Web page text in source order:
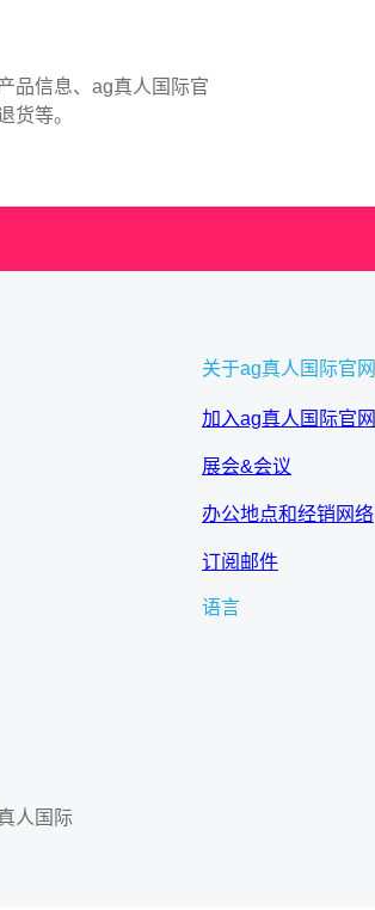
品信息、ag真人国际官
货等。
关于ag真人国际官网
加入ag真人国际官网
展会&会议
办公地点和经销网络
订阅邮件
语言
人国际